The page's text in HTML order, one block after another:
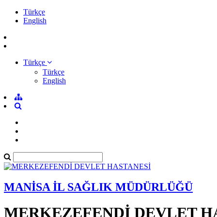
Türkçe
English
Türkçe
Türkçe
English
MANİSA İL SAĞLIK MÜDÜRLÜĞÜ
MERKEZEFENDİ DEVLET